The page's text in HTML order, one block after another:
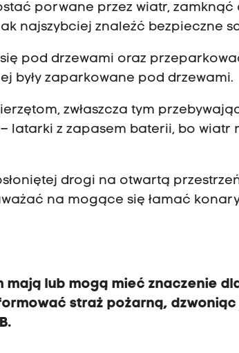
porwane przez wiatr, zamknąć
najszybciej znaleźć bezpieczne
pod drzewami oraz
były zaparkowane pod drzewami.
zwłaszcza tym
latarki z zapasem baterii, bo wiatr
drogi na otwartą
na mogące się łamać
lub mogą mieć znaczenie
straż pożarną, dzwoniąc